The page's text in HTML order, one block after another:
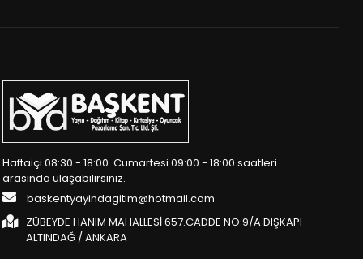
Haftaiçi 08:30 - 18:00 Cumartesi 09:00 - 18:00 saatleri
arasında ulaşabilirsiniz.
baskentyayindagitim@hotmail.com
ZÜBEYDE HANIM MAHALLESİ 657.CADDE NO:9/A DIŞKAPI
ALTINDAĞ / ANKARA